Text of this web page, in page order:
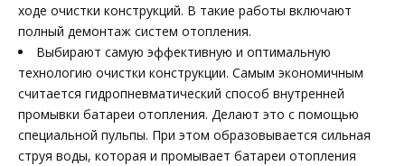
ходе очистки конструкций. В такие работы включают
полный демонтаж систем отопления.
Выбирают самую эффективную и оптимальную
технологию очистки конструкции. Самым экономичным
считается гидропневматический способ внутренней
промывки батареи отопления. Делают это с помощью
специальной пульпы. При этом образовывается сильная
струя воды, которая и промывает батареи отопления